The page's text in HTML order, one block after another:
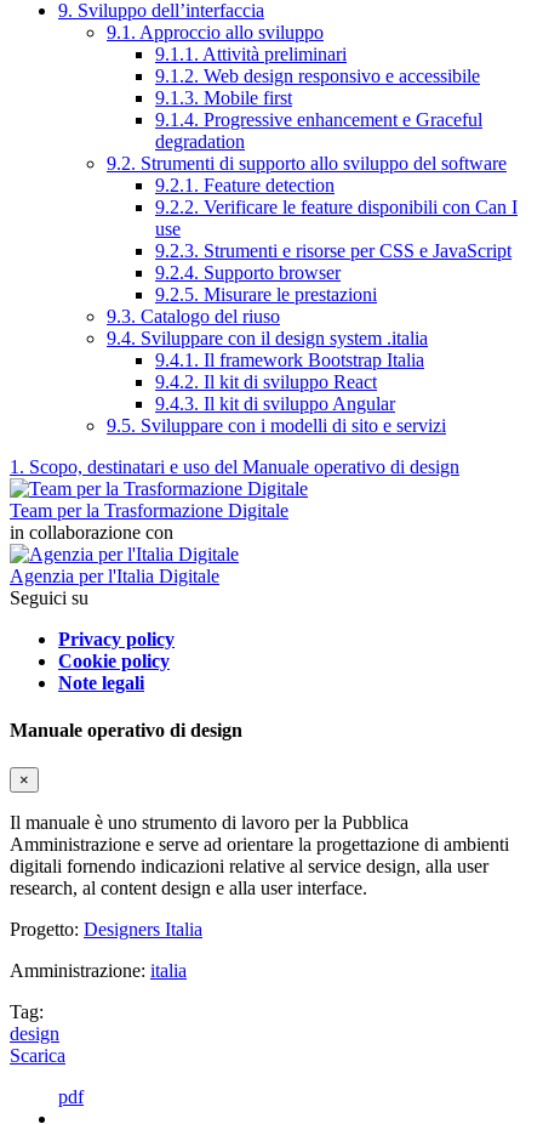
9. Sviluppo dell’interfaccia
9.1. Approccio allo sviluppo
9.1.1. Attività preliminari
9.1.2. Web design responsivo e accessibile
9.1.3. Mobile first
9.1.4. Progressive enhancement e Graceful
degradation
9.2. Strumenti di supporto allo sviluppo del software
9.2.1. Feature detection
9.2.2. Verificare le feature disponibili con Can I
use
9.2.3. Strumenti e risorse per CSS e JavaScript
9.2.4. Supporto browser
9.2.5. Misurare le prestazioni
9.3. Catalogo del riuso
9.4. Sviluppare con il design system .italia
9.4.1. Il framework Bootstrap Italia
9.4.2. Il kit di sviluppo React
9.4.3. Il kit di sviluppo Angular
9.5. Sviluppare con i modelli di sito e servizi
1. Scopo, destinatari e uso del Manuale operativo di design
Team per la Trasformazione Digitale
in collaborazione con
Agenzia per l'Italia Digitale
Seguici su
Privacy policy
Cookie policy
Note legali
Manuale operativo di design
×
Il manuale è uno strumento di lavoro per la Pubblica
Amministrazione e serve ad orientare la progettazione di ambienti
digitali fornendo indicazioni relative al service design, alla user
research, al content design e alla user interface.
Progetto: Designers Italia
Amministrazione: italia
Tag:
design
Scarica
pdf